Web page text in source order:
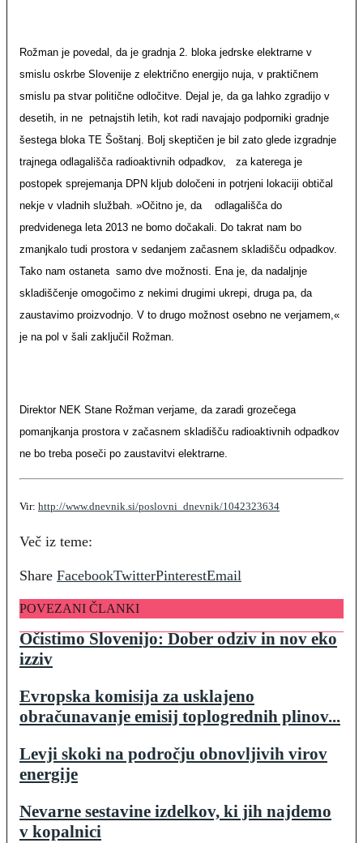
Rožman je povedal, da je gradnja 2. bloka jedrske elektrarne v
smislu oskrbe Slovenije z električno energijo nuja, v praktičnem
smislu pa stvar politične odločitve. Dejal je, da ga lahko zgradijo v
desetih, in ne petnajstih letih, kot radi navajajo podporniki gradnje
šestega bloka TE Šoštanj. Bolj skeptičen je bil zato glede izgradnje
trajnega odlagališča radioaktivnih odpadkov,
za katerega je
postopek sprejemanja DPN kljub določeni in potrjeni lokaciji obtičal
nekje v vladnih službah. »Očitno je, da
odlagališča do
predvidenega leta 2013 ne bomo dočakali. Do takrat nam bo
zmanjkalo tudi prostora v sedanjem začasnem skladišču odpadkov.
Tako nam ostaneta samo dve možnosti. Ena je, da nadaljnje
skladiščenje omogočimo z nekimi drugimi ukrepi, druga pa, da
zaustavimo proizvodnjo. V to drugo možnost osebno ne verjamem,«
je na pol v šali zaključil Rožman.
Direktor NEK Stane Rožman verjame, da zaradi grozečega
pomanjkanja prostora v začasnem skladišču radioaktivnih odpadkov
ne bo treba poseči po zaustavitvi elektrarne.
Vir: http://www.dnevnik.si/poslovni_dnevnik/1042323634
Več iz teme:
Share FacebookTwitterPinterestEmail
POVEZANI ČLANKI
Očistimo Slovenijo: Dober odziv in nov eko
izziv
Evropska komisija za usklajeno
obračunavanje emisij toplogrednih plinov...
Levji skoki na področju obnovljivih virov
energije
Nevarne sestavine izdelkov, ki jih najdemo
v kopalnici